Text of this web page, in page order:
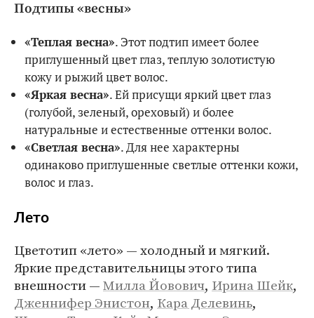
Подтипы «весны»
«Теплая весна». Этот подтип имеет более
приглушенный цвет глаз, теплую золотистую
кожу и рыжий цвет волос.
«Яркая весна». Ей присущи яркий цвет глаз
(голубой, зеленый, ореховый) и более
натуральные и естественные оттенки волос.
«Светлая весна». Для нее характерны
одинаково приглушенные светлые оттенки кожи,
волос и глаз.
Лето
Цветотип «лето» — холодный и мягкий.
Яркие представительницы этого типа
внешности —Милла Йовович, Ирина Шейк,
Дженнифер Энистон, Кара Делевинь,